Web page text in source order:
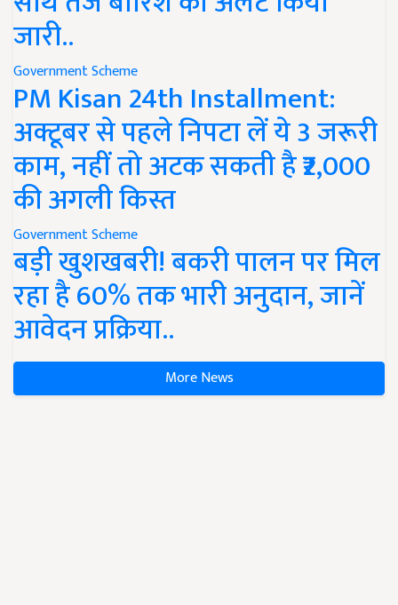
जारी..
Government Scheme
PM Kisan 24th Installment:
अक्टूबर से पहले निपटा लें ये 3 जरूरी
काम, नहीं तो अटक सकती है ₹2,000
की अगली किस्त
Government Scheme
बड़ी खुशखबरी! बकरी पालन पर मिल
रहा है 60% तक भारी अनुदान, जानें
आवेदन प्रक्रिया..
More News